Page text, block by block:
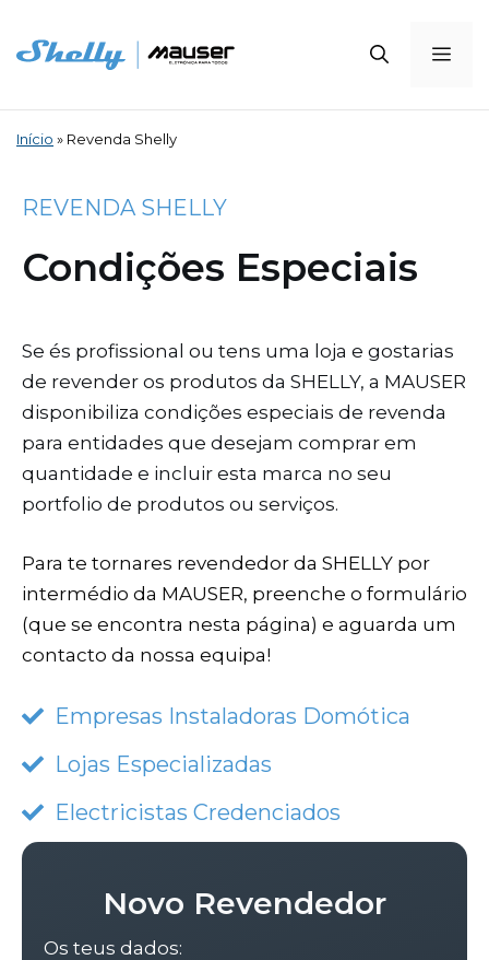
para
conteúdo
Início » Revenda Shelly
REVENDA SHELLY
Condições Especiais
Se és profissional ou tens uma loja e gostarias
de revender os produtos da SHELLY, a MAUSER
disponibiliza condições especiais de revenda
para entidades que desejam comprar em
quantidade e incluir esta marca no seu
portfolio de produtos ou serviços.
Para te tornares revendedor da SHELLY por
intermédio da MAUSER, preenche o formulário
(que se encontra nesta página) e aguarda um
contacto da nossa equipa!
Empresas Instaladoras Domótica
Lojas Especializadas
Electricistas Credenciados
Novo Revendedor
Os teus dados: